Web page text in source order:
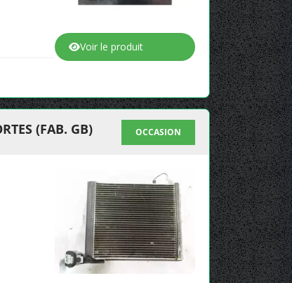
Voir le produit
(FAB. GB) OCCASION